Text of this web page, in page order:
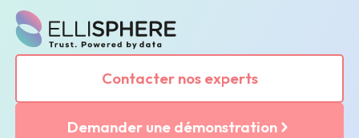
Contacter nos experts
Demander une démonstration